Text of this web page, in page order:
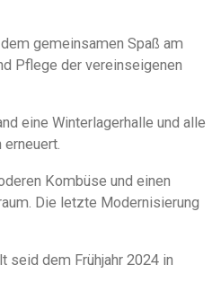
gemeinsamen Spaß am
Pflege der vereinseigenen
eine Winterlagerhalle und alle
Kombüse und einen
Die letzte Modernisierung
seid dem Frühjahr 2024 in